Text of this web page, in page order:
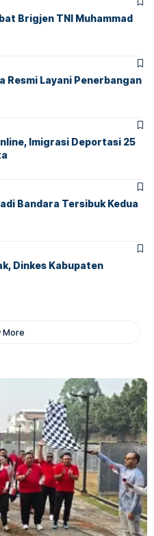
Brigjen TNI Muhammad
Resmi Layani Penerbangan
Imigrasi Deportasi 25
Bandara Tersibuk Kedua
Dinkes Kabupaten
More